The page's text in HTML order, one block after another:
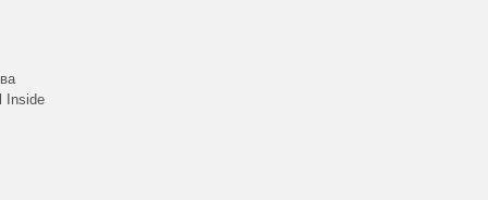
Inside